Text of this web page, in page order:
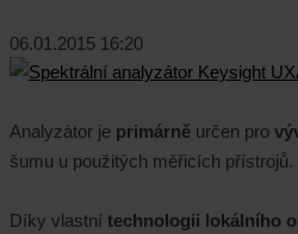
06.01.2015 16:20
Analyzátor je primárně určen pro
šumu u použitých měřicích přístrojů.
Díky vlastní technologii lokálního